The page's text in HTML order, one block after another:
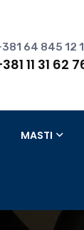
64 845 12
11 31 62
MASTI